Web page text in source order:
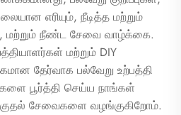
எரியும், நீடித்த மற்றும்
மற்றும் நீண்ட சேவை வாழ்க்கை.
மற்றும் DIY
தேர்வாக பல்வேறு உற்பத்தி
பூர்த்தி செய்ய நாங்கள்
சேவைகளை வழங்குகிறோம்.